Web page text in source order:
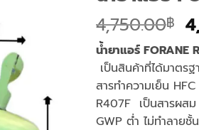
4,750.00฿
น้ำยาแอร์ FORANE
เป็นสินค้าที่ได้มาตร
สารทำความเย็น
R407F เป็นสารผสม
GWP ต่ำ ไม่ทำลายชั้